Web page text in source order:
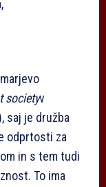
societyv
saj je družba
odprtosti za
in s tem tudi
To ima